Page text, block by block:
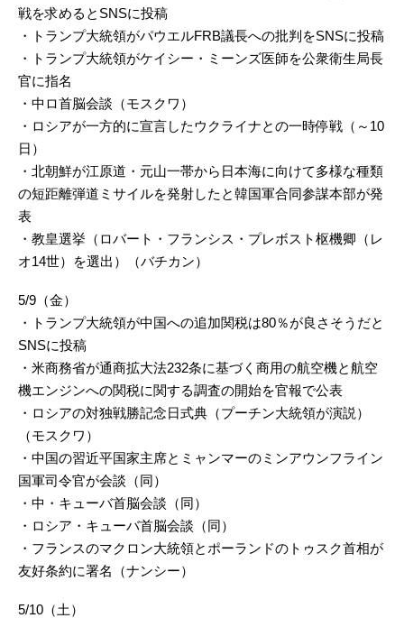
戦を求めるとSNSに投稿
・トランプ大統領がパウエルFRB議長への批判をSNSに投稿
・トランプ大統領がケイシー・ミーンズ医師を公衆衛生局長
官に指名
・中ロ首脳会談（モスクワ）
・ロシアが一方的に宣言したウクライナとの一時停戦（～10
日）
・北朝鮮が江原道・元山一帯から日本海に向けて多様な種類
の短距離弾道ミサイルを発射したと韓国軍合同参謀本部が発
表
・教皇選挙（ロバート・フランシス・プレボスト枢機卿（レ
オ14世）を選出）（バチカン）
5/9（金）
・トランプ大統領が中国への追加関税は80％が良さそうだと
SNSに投稿
・米商務省が通商拡大法232条に基づく商用の航空機と航空
機エンジンへの関税に関する調査の開始を官報で公表
・ロシアの対独戦勝記念日式典（プーチン大統領が演説）
（モスクワ）
・中国の習近平国家主席とミャンマーのミンアウンフライン
国軍司令官が会談（同）
・中・キューバ首脳会談（同）
・ロシア・キューバ首脳会談（同）
・フランスのマクロン大統領とポーランドのトゥスク首相が
友好条約に署名（ナンシー）
5/10（土）